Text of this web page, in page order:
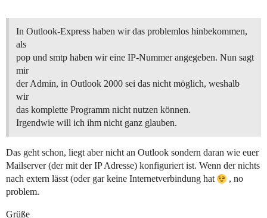
In Outlook-Express haben wir das problemlos hinbekommen,
als
pop und smtp haben wir eine IP-Nummer angegeben. Nun sagt
mir
der Admin, in Outlook 2000 sei das nicht möglich, weshalb
wir
das komplette Programm nicht nutzen können.
Irgendwie will ich ihm nicht ganz glauben.
Das geht schon, liegt aber nicht an Outlook sondern daran wie euer
Mailserver (der mit der IP Adresse) konfiguriert ist. Wenn der nichts
nach extern lässt (oder gar keine Internetverbindung hat
, no
problem.
Grüße